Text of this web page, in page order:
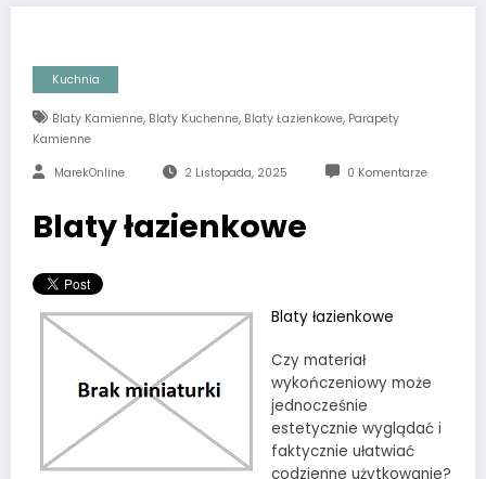
Kuchnia
Blaty Kamienne, Blaty Kuchenne, Blaty Łazienkowe, Parapety
Kamienne
MarekOnline 2 Listopada, 2025 0 Komentarze
Blaty łazienkowe
Blaty łazienkowe
Czy materiał
wykończeniowy może
jednocześnie
estetycznie wyglądać i
faktycznie ułatwiać
codzienne użytkowanie?